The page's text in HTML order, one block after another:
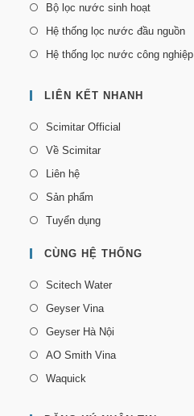
Bộ lọc nước sinh hoạt
Hệ thống lọc nước đầu nguồn
Hệ thống lọc nước công nghiệp
LIÊN KẾT NHANH
Scimitar Official
Về Scimitar
Liên hệ
Sản phẩm
Tuyển dụng
CÙNG HỆ THỐNG
Scitech Water
Geyser Vina
Geyser Hà Nội
AO Smith Vina
Waquick